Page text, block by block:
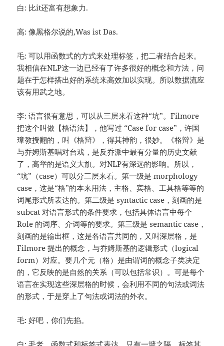
白: 比it还富有想象力.
高: 像黑格尔说的,Was ist Das.
毛: 可以用函数式的方式来处理标签，把二者结合起来。
我相信在NLP这一边已经有了许多很好的概念和方法，问
题在于怎样搭出好的系统来高效加以实现。所以数据流应
该有用武之地。
李: 语言很有意思，可以从三层来看这种“坑”。Filmore
把这个叫做【格语法】，他写过 “Case for case”，许国
璋教授翻的，叫《格辩》，得其神韵，很妙。《格辩》是
与乔姆斯基唱对台戏，是反乔派中最有分量的历史文献
了，高举的是语义大旗。对NLP有深远的影响。所以，
“坑”（case）可以分三层来看。第一级是 morphology
case，这是“格”的本来用法，主格、宾格、工具格等等的
词尾形式所表达的。第二级是 syntactic case，刻画的是
subcat 对语言形式的条件要求，包括具体语言中每个
Role 的词序、介词等的要求。第三级是 semantic case，
刻画的是输出框，这是各语言共同的，又叫深层格，是
Filmore 提出的概念，与乔姆斯基的逻辑形式（logical
form）对应。要几个元（格）是由谓词的概念子类决定
的，它反映的是自然的关系（可以包括常识）。可是每个
语言在实现这些深层格的时候，会利用不同的句法或词法
的形式，于是穿上了句法或词法的外衣。
毛: 好吧，你们先掐。